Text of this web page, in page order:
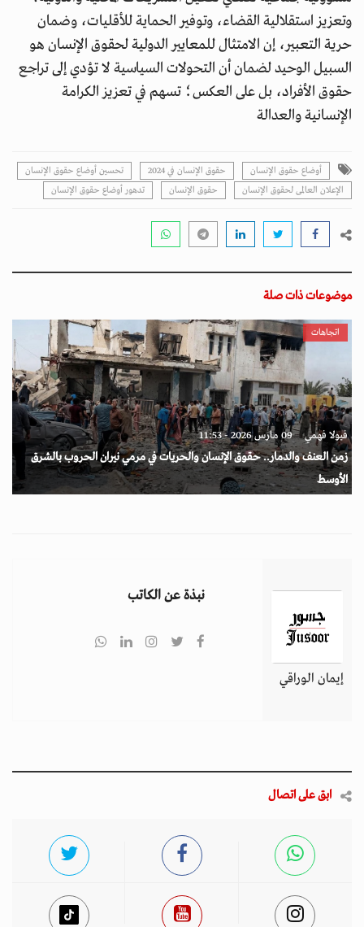
وتعزيز استقلالية القضاء، وتوفير الحماية للأقليات، وضمان
حرية التعبير، إن الامتثال للمعايير الدولية لحقوق الإنسان هو
السبيل الوحيد لضمان أن التحولات السياسية لا تؤدي إلى تراجع
حقوق الأفراد، بل على العكس؛ تسهم في تعزيز الكرامة
الإنسانية والعدالة
أوضاع حقوق الإنسان حقوق الإنسان في 2024
تحسين أوضاع حقوق الإنسان
الإعلان العالمى لحقوق الإنسان
حقوق الإنسان تدهور أوضاع حقوق الإنسان
موضوعات ذات صلة
اتجاهات
فيولا فهمي 09 مارس 2026 - 11:53
زمن العنف والدمار.. حقوق الإنسان والحريات في مرمي نيران الحروب بالشرق
الأوسط
إيمان الوراقي
نبذة عن الكاتب
ابق على اتصال